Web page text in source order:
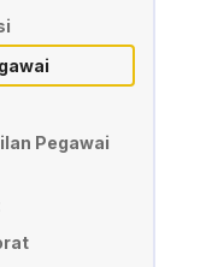
Pegawai